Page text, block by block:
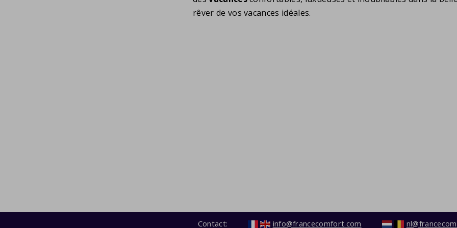
rêver de vos vacances idéales.
Contact: info@francecomfort.com